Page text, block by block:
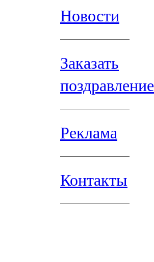
Новости
Заказать
поздравление
Реклама
Контакты